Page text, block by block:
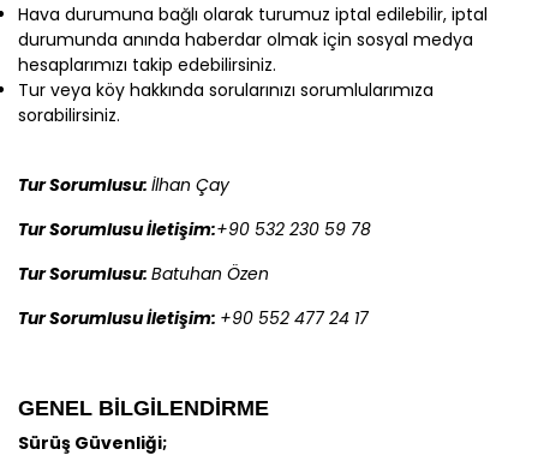
Hava durumuna bağlı olarak turumuz iptal edilebilir, iptal
durumunda anında haberdar olmak için sosyal medya
hesaplarımızı takip edebilirsiniz.
Tur veya köy hakkında sorularınızı sorumlularımıza
sorabilirsiniz.
Tur Sorumlusu: İlhan Çay
Tur Sorumlusu İletişim:+90 532 230 59 78
Tur Sorumlusu: Batuhan Özen
Tur Sorumlusu İletişim: +90 552 477 24 17
GENEL BİLGİLENDİRME
Sürüş Güvenliği;